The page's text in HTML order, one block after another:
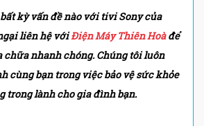
kỳ vấn đề nào với tivi Sonycủa
liên hệ vớiĐiện Máy Thiên Hoàđể
chữa nhanh chóng. Chúng tôi luôn
cùng bạn trong việc bảo vệ sức khỏe
trong lành cho gia đình bạn.